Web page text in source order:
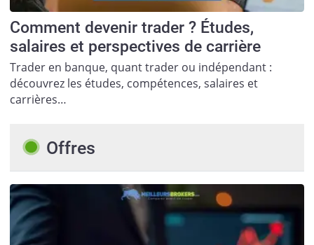
Comment devenir trader ? Études,
salaires et perspectives de carrière
Trader en banque, quant trader ou indépendant :
découvrez les études, compétences, salaires et
carrières…
Offres